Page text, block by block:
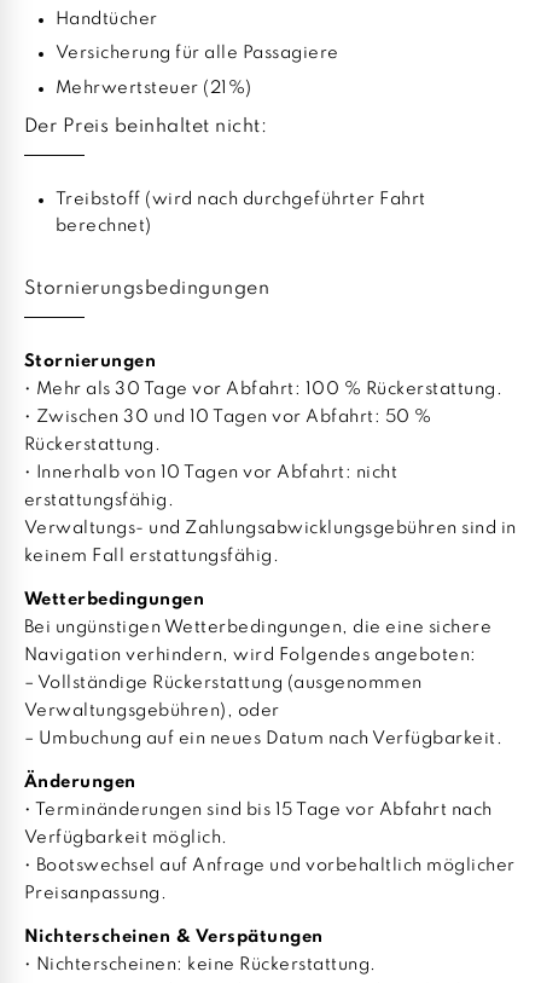
Handtücher
Versicherung für alle Passagiere
Mehrwertsteuer (21%)
Der Preis beinhaltet nicht:
Treibstoff (wird nach durchgeführter Fahrt
berechnet)
Stornierungsbedingungen
Stornierungen
• Mehr als 30 Tage vor Abfahrt: 100 % Rückerstattung.
• Zwischen 30 und 10 Tagen vor Abfahrt: 50 %
Rückerstattung.
• Innerhalb von 10 Tagen vor Abfahrt: nicht
erstattungsfähig.
Verwaltungs- und Zahlungsabwicklungsgebühren sind in
keinem Fall erstattungsfähig.
Wetterbedingungen
Bei ungünstigen Wetterbedingungen, die eine sichere
Navigation verhindern, wird Folgendes angeboten:
– Vollständige Rückerstattung (ausgenommen
Verwaltungsgebühren), oder
– Umbuchung auf ein neues Datum nach Verfügbarkeit.
Änderungen
• Terminänderungen sind bis 15 Tage vor Abfahrt nach
Verfügbarkeit möglich.
• Bootswechsel auf Anfrage und vorbehaltlich möglicher
Preisanpassung.
Nichterscheinen & Verspätungen
• Nichterscheinen: keine Rückerstattung.